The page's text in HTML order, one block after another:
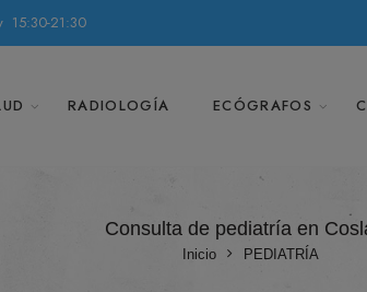
15:30-21:30
RADIOLOGÍA ECÓGRAFOS
Consulta de pediatría en
Inicio PEDIATRÍA